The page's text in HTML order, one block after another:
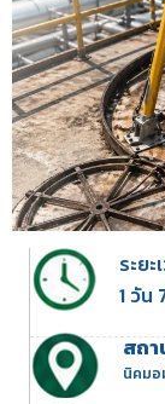
ระย
1 วัน
สถา
นิคมอ